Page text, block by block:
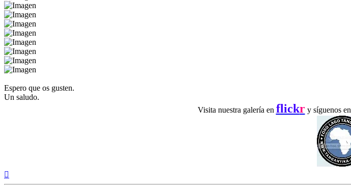
Espero que os gusten.
Un saludo.
Visita nuestra galería en flickry síguenos en